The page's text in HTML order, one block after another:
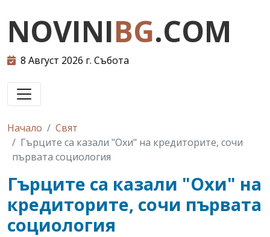
NOVINIBG.COM
8 Август 2026 г. Събота
Начало
Свят
Гърците са казали "Охи" на кредиторите, сочи
първата социология
Гърците са казали "Охи" на
кредиторите, сочи първата
социология